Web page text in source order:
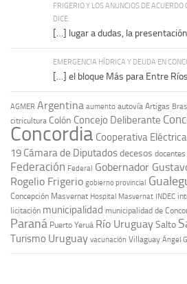
FRIGERIO Y LOS ANUNCIOS DE ACUERDO
DICE:
[…] lugar a dudas, la
EMERGENCIA HÍDRICA Y DEUDA EN
[…] el bloque Más para Entre
AGMER Argentina aumento autovía Artigas
citricultura Colón Concejo Deliberante
Concordia Cooperativa Eléctrica
19 Cámara de Diputadosdecesos docentes
Federación Federal Gobernador
Rogelio Frigerio gobierno provincial
Concepción Masvernat Hospital Masvernat INDEC
licitación municipalidad municipalidad de
Paraná Puerto Yeruá Río UruguaySalto
Turismo Uruguay vacunación Villaguay Ángel